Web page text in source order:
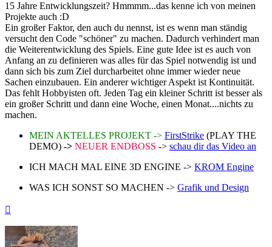
15 Jahre Entwicklungszeit? Hmmmm...das kenne ich von meinen
Projekte auch :D
Ein großer Faktor, den auch du nennst, ist es wenn man ständig
versucht den Code "schöner" zu machen. Dadurch verhindert man
die Weiterentwicklung des Spiels. Eine gute Idee ist es auch von
Anfang an zu definieren was alles für das Spiel notwendig ist und
dann sich bis zum Ziel durcharbeitet ohne immer wieder neue
Sachen einzubauen. Ein anderer wichtiger Aspekt ist Kontinuität.
Das fehlt Hobbyisten oft. Jeden Tag ein kleiner Schritt ist besser als
ein großer Schritt und dann eine Woche, einen Monat....nichts zu
machen.
MEIN AKTELLES PROJEKT -> FirstStrike (PLAY THE
DEMO) -> NEUER ENDBOSS -> schau dir das Video an
ICH MACH MAL EINE 3D ENGINE -> KROM Engine
WAS ICH SONST SO MACHEN -> Grafik und Design